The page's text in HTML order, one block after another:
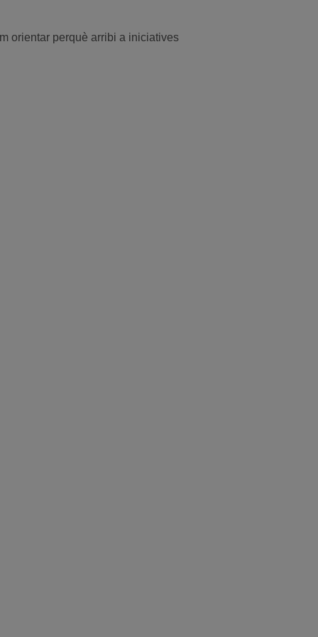
orientar perquè arribi a iniciatives